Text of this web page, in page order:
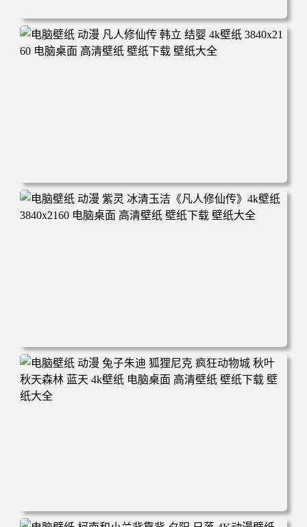
电脑壁纸 动漫角色 卡通场景 夏日休闲 夏日壁纸 治愈系 童
年回忆 荷塘荷叶 蜡笔小新 电脑桌面 高清壁纸 壁纸下载 壁
电脑壁纸 动漫 凡人修仙传 韩立 结婴 4k壁纸 3840x2160 电
脑桌面 高清壁纸 壁纸下载 壁纸大全
电脑壁纸 动漫 紫灵 冰清玉洁《凡人修仙传》4k壁纸 3840x2
160 电脑桌面 高清壁纸 壁纸下载 壁纸大全
电脑壁纸 动漫 兔子朱迪 狐狸尼克 疯狂动物城 秋叶 秋天森